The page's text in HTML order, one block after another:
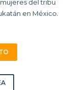
del tribu
en México.